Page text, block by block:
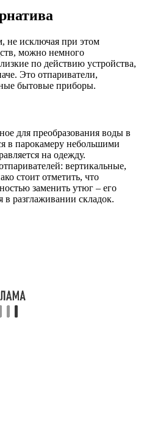
не исключая при этом
можно немного
по действию устройства,
Это отпариватели,
бытовые приборы.
для преобразования воды в
в парокамеру небольшими
на одежду.
вертикальные,
стоит отметить, что
заменить утюг – его
в разглаживании складок.